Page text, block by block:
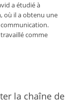
a étudié à
où il a obtenu une
communication.
comme
la chaîne de